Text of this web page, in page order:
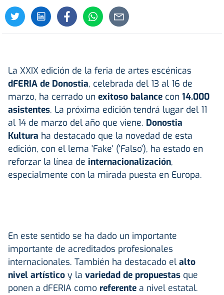
La XXIX edición de la feria de artes escénicas
dFERIA de Donostia, celebrada del 13 al 16 de
marzo, ha cerrado un exitoso balance con 14.000
asistentes. La próxima edición tendrá lugar del 11
al 14 de marzo del año que viene. Donostia
Kultura ha destacado que la novedad de esta
edición, con el lema 'Fake' ('Falso'), ha estado en
reforzar la línea de internacionalización,
especialmente con la mirada puesta en Europa.
En este sentido se ha dado un importante
importante de acreditados profesionales
internacionales. También ha destacado el alto
nivel artístico y la variedad de propuestas que
ponen a dFERIA como referente a nivel estatal.